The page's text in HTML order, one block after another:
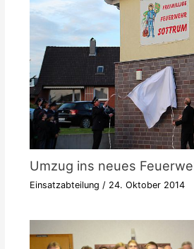
Umzug ins neues
Einsatzabteilung / 24. Oktober 2014